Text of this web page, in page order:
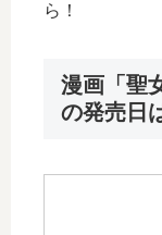
ら！
漫画「聖
の発売日